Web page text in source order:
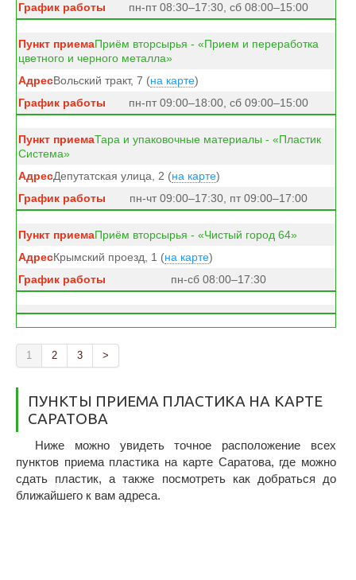
пн-пт 08:30–17:30, сб 08:00–15:00
Приём вторсырья - «Прием и переработка
цветного и черного металла»
Вольский тракт, 7 (на карте)
пн-пт 09:00–18:00, сб 09:00–15:00
Тара и упаковочные материалы - «Пластик
Система»
Депутатская улица, 2 (на карте)
пн-чт 09:00–17:30, пт 09:00–17:00
Приём вторсырья - «Чистый город 64»
Крымский проезд, 1 (на карте)
пн-сб 08:00–17:30
1 2 3 >
ПУНКТЫ ПРИЕМА ПЛАСТИКА НА КАРТЕ
САРАТОВА
Ниже можно увидеть точное расположение всех
пунктов приема пластика на карте Саратова, где можно
сдать пластик, а также посмотреть как добраться до
ближайшего к вам адреса.